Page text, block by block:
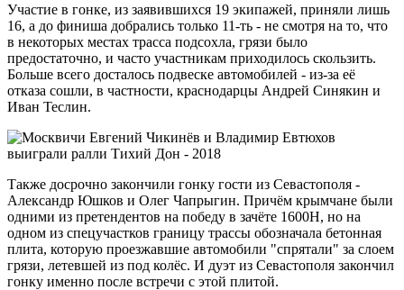
Участие в гонке, из заявившихся 19 экипажей, приняли лишь
16, а до финиша добрались только 11-ть - не смотря на то, что
в некоторых местах трасса подсохла, грязи было
предостаточно, и часто участникам приходилось скользить.
Больше всего досталось подвеске автомобилей - из-за её
отказа сошли, в частности, краснодарцы Андрей Синякин и
Иван Теслин.
Также досрочно закончили гонку гости из Севастополя -
Александр Юшков и Олег Чапрыгин. Причём крымчане были
одними из претендентов на победу в зачёте 1600Н, но на
одном из спецучастков границу трассы обозначала бетонная
плита, которую проезжавшие автомобили "спрятали" за слоем
грязи, летевшей из под колёс. И дуэт из Севастополя закончил
гонку именно после встречи с этой плитой.